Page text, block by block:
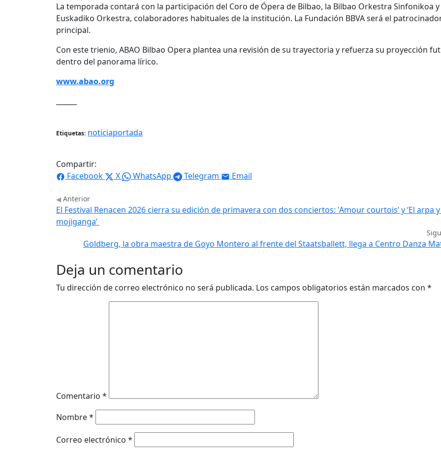
La temporada contará con la participación del Coro de Ópera de Bilbao, la Bilbao Orkestra Sinfonikoa y
Euskadiko Orkestra, colaboradores habituales de la institución. La Fundación BBVAserá el
principal.
Con este trienio, ABAO Bilbao Opera plantea una revisión de su trayectoria y refuerza su proyección
dentro del panorama lírico.
www.abao.org
Etiquetas: noticiaportada
Compartir:
Facebook
X WhatsApp Telegram Email
Anterior
El Festival Renacen 2026 cierra su edición de primavera con dos conciertos: 'Amour courtois’ y ‘El arpa
mojiganga’
Goldberg, la obra maestra de Goyo Montero al frente del Staatsballett, llega a Centro Danza
Deja un comentario
Tu dirección de correo electrónico no será publicada. Los campos obligatorios están marcados con *
Comentario *
Nombre*
Correo electrónico *